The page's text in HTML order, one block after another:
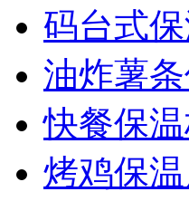
码台式
油炸薯
快餐保
烤鸡保